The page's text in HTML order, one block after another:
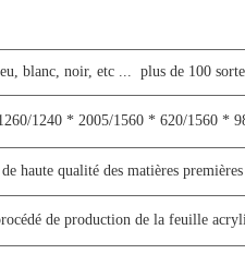
blanc, noir, etc ... plus de 100
1240 * 2005/1560 * 620/1560 *
haute qualité des matières
de production de la feuille